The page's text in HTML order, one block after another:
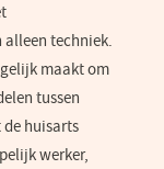
alleen techniek.
maakt om
tussen
huisarts
werker,